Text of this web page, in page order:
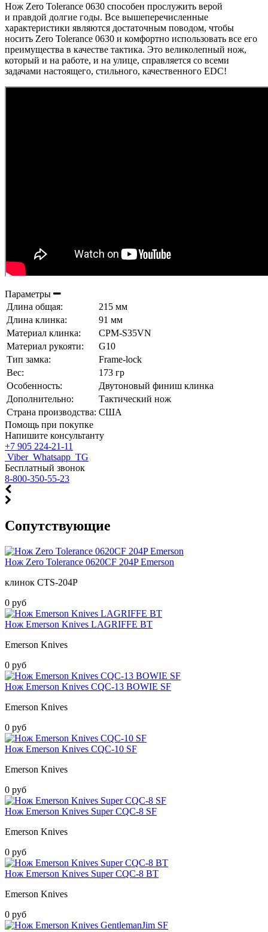
Нож Zero Tolerance 0630 способен прослужить верой
и правдой долгие годы. Все вышеперечисленные
характеристики являются достаточным поводом, чтобы
носить Zero Tolerance 0630 и комфортно использовать все его
преимущества в качестве тактика. Это великолепный нож,
который и на работе, и на улице, справляется со всеми
задачами настоящего, стильного, качественного EDC!
Параметры
Длина общая:
215 мм
Длина клинка:
91 мм
Материал клинка:
CPM-S35VN
Материал рукояти:
G10
Тип замка:
Frame-lock
Вес:
173 гр
Особенность:
Двутоновый финиш клинка
Дополнительно:
Тактический нож
Страна производства: США
Помощь при покупке
Напишите консультанту
+7 905 224-21-11
Viber Whatsapp TG
Бесплатный звонок
8-800-350-55-23
Cопутствующие
Нож Zero Tolerance 0620CF 204P Emerson
клинок CTS-204P
0 руб
Нож Emerson Knives LAGRIFFE BT
Emerson Knives
0 руб
Нож Emerson Knives CQC-13 BOWIE SF
Emerson Knives
0 руб
Нож Emerson Knives CQC-10 SF
Emerson Knives
0 руб
Нож Emerson Knives Super CQC-8 SF
Emerson Knives
0 руб
Нож Emerson Knives Super CQC-8 BT
Emerson Knives
0 руб